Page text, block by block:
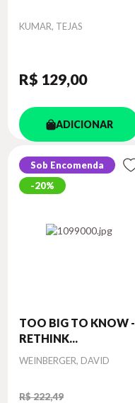
Autor
KUMAR, TEJAS
R$ 129,00
ADICIONAR
Sob Encomenda
20%
TOO BIG TO KNOW -
RETHINK...
Autor
WEINBERGER, DAVID
R$ 222,49